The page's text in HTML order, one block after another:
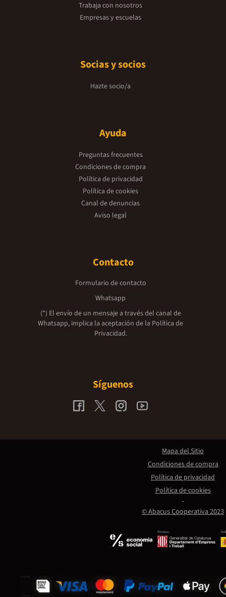
Trabaja con nosotros
Empresas y escuelas
Socias y socios
Hazte socio/a
Ayuda
Preguntas frecuentes
Condiciones de compra
Política de privacidad
Política de cookies
Canal de denuncias
Aviso legal
Contacto
Formulario de contacto
Whatsapp
(*) El envío de un mensaje a través del canal de
Whatsapp, implica la aceptación de la Política de
Privacidad.
Síguenos
Promou:
© Abacus Cooperativa 2023
Mapa del Sitio
Condiciones de compra
Política de privacidad
Política de cookies